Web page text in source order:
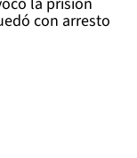
con arresto